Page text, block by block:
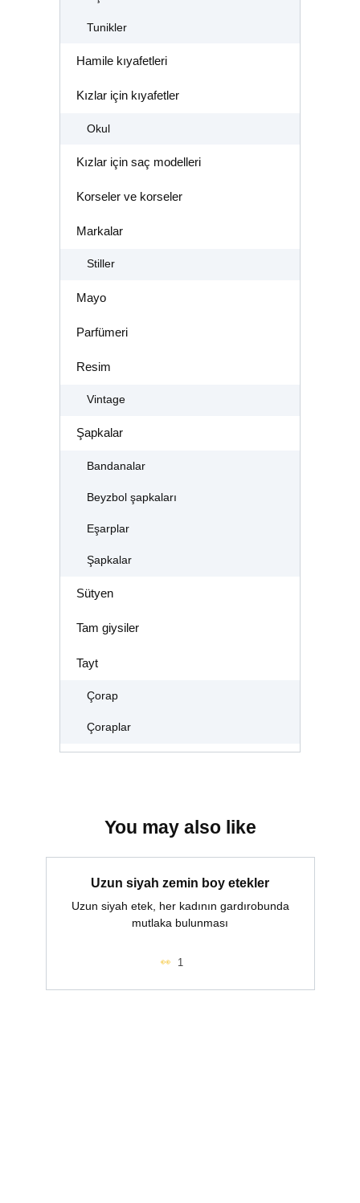
Tunikler
Hamile kıyafetleri
Kızlar için kıyafetler
Okul
Kızlar için saç modelleri
Korseler ve korseler
Markalar
Stiller
Mayo
Parfümeri
Resim
Vintage
Şapkalar
Bandanalar
Beyzbol şapkaları
Eşarplar
Şapkalar
Sütyen
Tam giysiler
Tayt
Çorap
Çoraplar
You may also like
Uzun siyah zemin boy etekler
Uzun siyah etek, her kadının gardırobunda
mutlaka bulunması
1